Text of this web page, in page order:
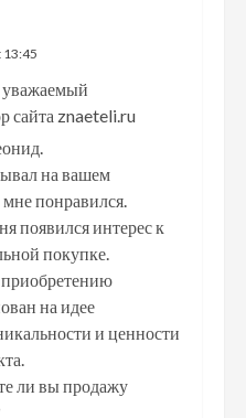
13:45
уважаемый
сайта znaeteli.ru
на вашем
мне понравился.
появился интерес к
покупке.
на идее
и ценности
ли вы продажу